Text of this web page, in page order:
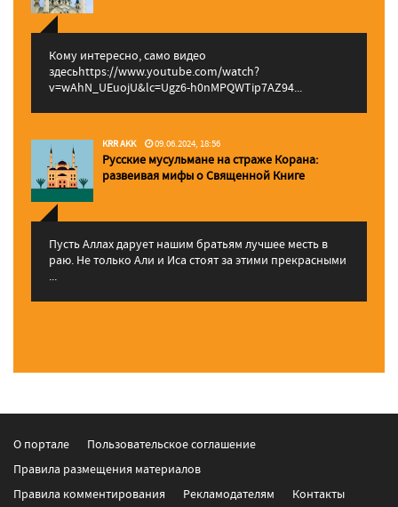
Кому интересно, само видео
здесьhttps://www.youtube.com/watch?
v=wAhN_UEuojU&lc=Ugz6-h0nMPQWTip7AZ94...
KRR AKK 09.06.2024, 18:56
Русские мусульмане на страже Корана:
pазвеивая мифы о Священной Книге
Пусть Аллах дарует нашим братьям лучшее месть в
раю. Не только Али и Иса стоят за этими прекрасными
...
О портале
Пользовательское соглашение
Правила размещения материалов
Правила комментирования
Рекламодателям Контакты